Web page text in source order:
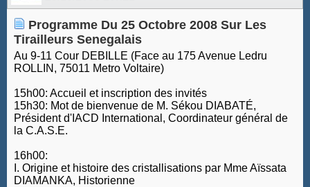
Programme Du 25 Octobre 2008 Sur Les
Tirailleurs Senegalais
Au 9-11 Cour DEBILLE (Face au 175 Avenue Ledru
ROLLIN, 75011 Metro Voltaire)
15h00: Accueil et inscription des invités
15h30: Mot de bienvenue de M. Sékou DIABATÉ,
Président d'IACD International, Coordinateur général de
la C.A.S.E.
16h00:
I. Origine et histoire des cristallisations par Mme Aïssata
DIAMANKA, Historienne